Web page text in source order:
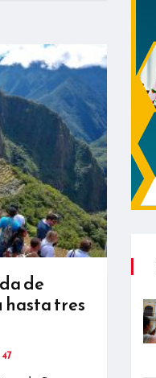
de
hasta tres
47